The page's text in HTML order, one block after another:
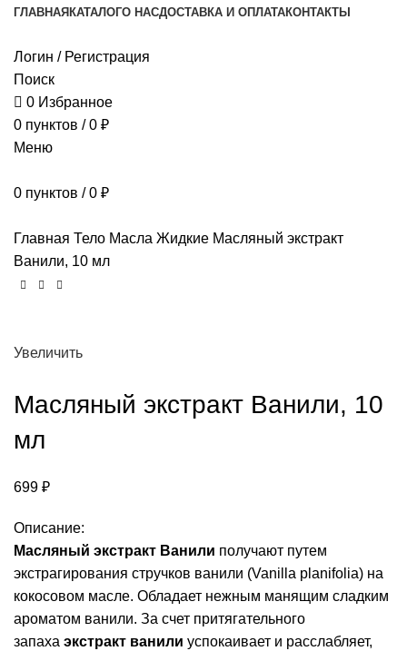
ГЛАВНАЯ КАТАЛОГО НАСДОСТАВКА И ОПЛАТАКОНТАКТЫ
Логин / Регистрация
Поиск
0 Избранное
0 пунктов / 0 ₽
Меню
0 пунктов / 0 ₽
Главная Тело Масла Жидкие Масляный экстракт
Ванили, 10 мл
Увеличить
Масляный экстракт Ванили, 10
мл
699 ₽
Описание:
Масляный экстракт Ванили получают путем
экстрагирования стручков ванили (Vanilla planifolia) на
кокосовом масле. Обладает нежным манящим сладким
ароматом ванили. За счет притягательного
запаха экстракт ванили успокаивает и расслабляет,